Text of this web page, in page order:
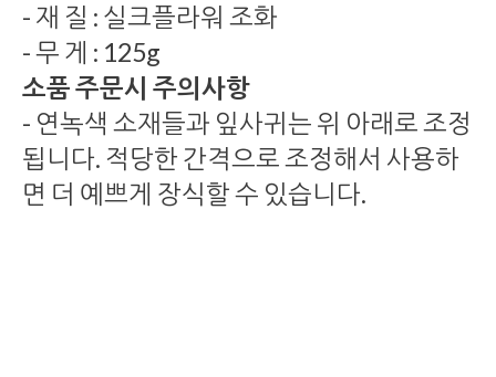
- 재 질 : 실크플라워 조화
- 무 게 : 125g
소품 주문시 주의사항
- 연녹색 소재들과 잎사귀는 위 아래로 조정
됩니다. 적당한 간격으로 조정해서 사용하
면 더 예쁘게 장식할 수 있습니다.